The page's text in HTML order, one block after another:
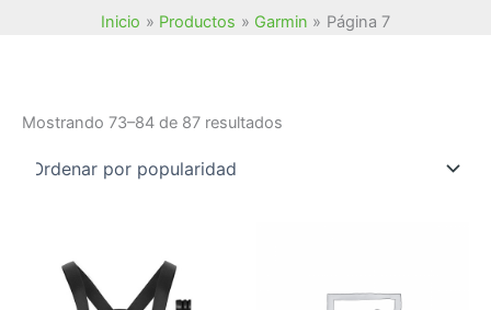
Inicio
Productos Garmin Página 7
Mostrando 73–84 de 87 resultados